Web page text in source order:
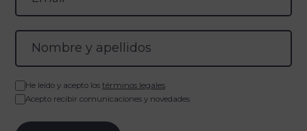
He leído y acepto los términos legales
Acepto recibir comunicaciones y novedades